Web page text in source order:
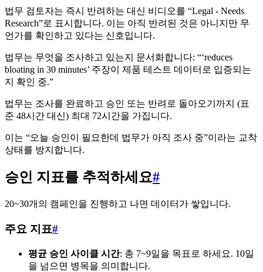
법무 검토자는 즉시 반려하는 대신 비디오를 “Legal - Needs
Research”로 표시합니다. 이는 아직 반려된 것은 아니지만 무
언가를 확인하고 있다는 신호입니다.
법무는 무엇을 조사하고 있는지 문서화합니다: “‘reduces
bloating in 30 minutes’ 주장이 제품 테스트 데이터로 입증되는
지 확인 중.”
법무는 조사를 완료하고 승인 또는 반려로 돌아오기까지 (표
준 48시간 대신) 최대 72시간을 가집니다.
이는 “오늘 승인이 필요한데 법무가 아직 조사 중”이라는 교착
상태를 방지합니다.
승인 지표를 추적하세요#
20~30개의 캠페인을 진행하고 나면 데이터가 쌓입니다.
주요 지표#
평균 승인 사이클 시간: 총 7~9일을 목표로 하세요. 10일
을 넘으면 병목을 의미합니다.